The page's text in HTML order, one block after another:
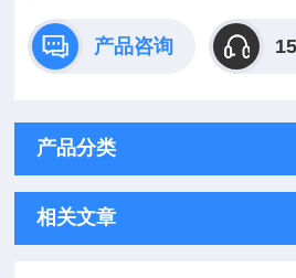
产品咨询
产品分类
相关文章